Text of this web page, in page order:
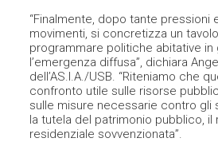
“Finalmente, dopo tante pressioni
movimenti, si concretizza un
programmare politiche abitative
l’emergenza diffusa”, dichiara
dell’AS.I.A./USB. “Riteniamo che
confronto utile sulle risorse
sulle misure necessarie contro gli
la tutela del patrimonio pubblico, il
residenziale sovvenzionata”.